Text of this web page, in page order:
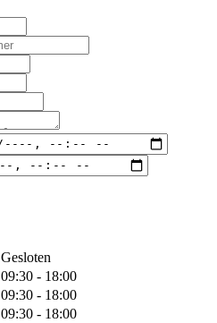
Gesloten
09:30 - 18:00
09:30 - 18:00
09:30 - 18:00